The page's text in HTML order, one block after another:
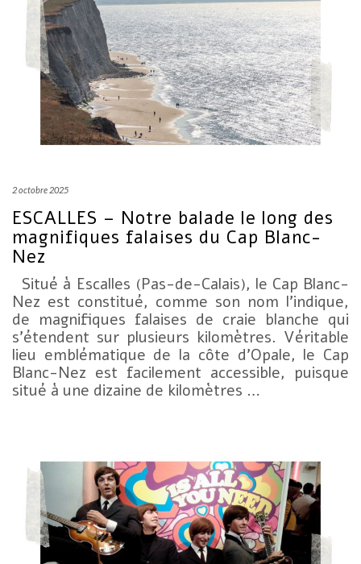
2 octobre 2025
ESCALLES – Notre balade le long des
magnifiques falaises du Cap Blanc-
Nez
Situé à Escalles (Pas-de-Calais), le Cap Blanc-
Nez est constitué, comme son nom l’indique,
de magnifiques falaises de craie blanche qui
s’étendent sur plusieurs kilomètres. Véritable
lieu emblématique de la côte d’Opale, le Cap
Blanc-Nez est facilement accessible, puisque
situé à une dizaine de kilomètres …